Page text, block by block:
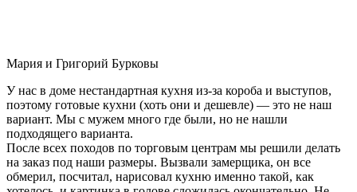
Мария и Григорий Бурковы
У нас в доме нестандартная кухня из-за короба и выступов,
поэтому готовые кухни (хоть они и дешевле) — это не наш
вариант. Мы с мужем много где были, но не нашли
подходящего варианта.
После всех походов по торговым центрам мы решили делать
на заказ под наши размеры. Вызвали замерщика, он все
обмерил, посчитал, нарисовал кухню именно такой, как